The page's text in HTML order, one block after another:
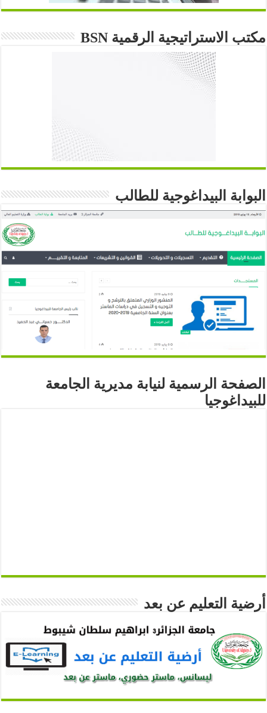
مكتب الاستراتيجية الرقمية BSN
البوابة البيداغوجية للطالب
الصفحة الرسمية لنيابة مديرية الجامعة
للبيداغوجيا
أرضية التعليم عن بعد